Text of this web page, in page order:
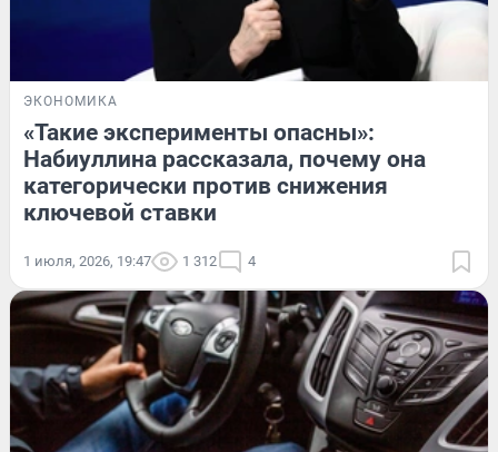
ЭКОНОМИКА
«Такие эксперименты опасны»:
Набиуллина рассказала, почему она
категорически против снижения
ключевой ставки
1 июля, 2026, 19:47 1 312 4